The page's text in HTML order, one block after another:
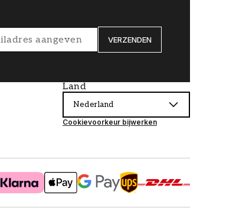
VERZENDEN
Land
Nederland
Cookievoorkeur bijwerken